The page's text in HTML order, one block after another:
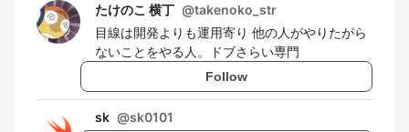
たけのこ 横丁 @takenoko_str
目線は開発よりも運用寄り 他の人がやりたがら
ないことをやる人。ドブさらい専門
Follow
sk @sk0101